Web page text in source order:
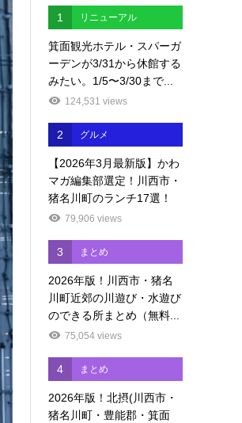
1 リニューアル
箕面観光ホテル・スパーガ
ーデンが3/31から休館する
みたい。1/5〜3/30まで...
124,531 views
2 グルメ
【2026年3月最新版】かわ
マガ編集部選定！川西市・
猪名川町のランチ17選！
79,906 views
3 まとめ
2026年版！川西市・猪名
川町近郊の川遊び・水遊び
のできる所まとめ（無料...
75,054 views
4 まとめ
2026年版！北摂(川西市・
猪名川町・豊能郡・箕面